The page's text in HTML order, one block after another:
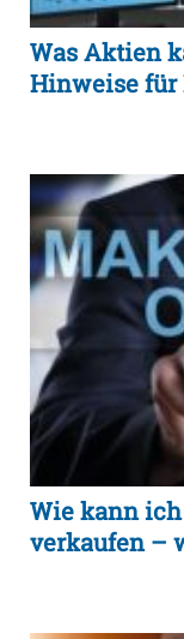
Was Aktien
Hinweise für
Wie kann
verkaufen –